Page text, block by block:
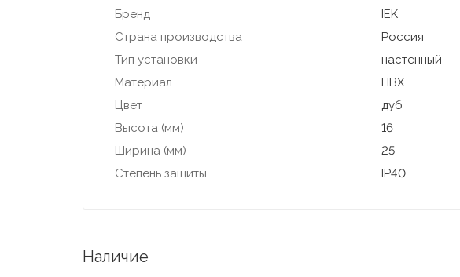
Бренд
IEK
Страна производства
Россия
Тип установки
настенный
Материал
ПВХ
Цвет
дуб
Высота (мм)
16
Ширина (мм)
25
Степень защиты
IP40
Наличие